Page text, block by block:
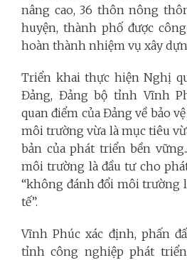
nâng cao, 36 thôn nông
huyện, thành phố được
hoàn thành nhiệm vụ xây
Triển khai thực hiện Nghị
Đảng, Đảng bộ tỉnh Vĩnh
quan điểm của Đảng về bảo
môi trường vừa là mục tiêu
bản của phát triển bền
môi trường là đầu tư cho
“không đánh đổi môi trường
tế”.
Vĩnh Phúc xác định, phấn
tỉnh công nghiệp phát